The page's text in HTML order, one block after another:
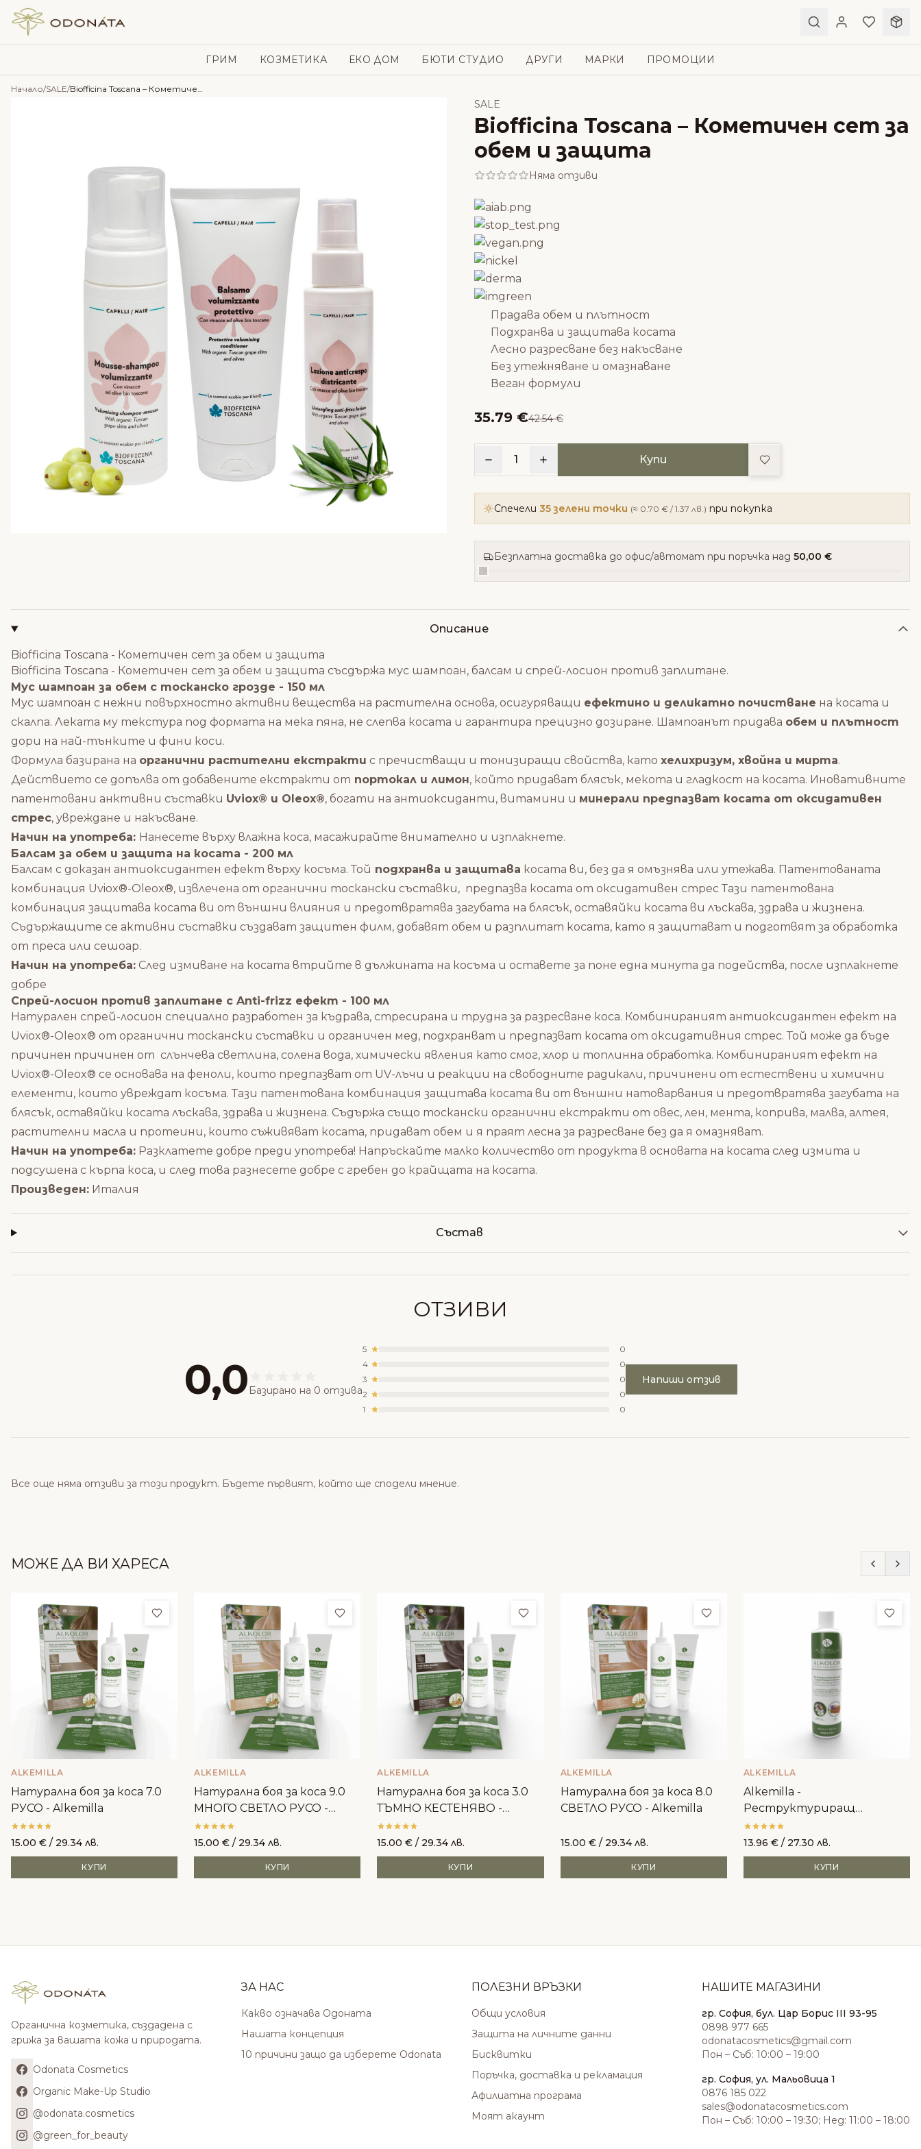
Skip to content
ГРИМ КОЗМЕТИКА ЕКО ДОМ БЮТИ СТУДИО ДРУГИ МАРКИ ПРОМОЦИИ
Начало/SALE/ Biofficina Toscana – Кометичен сет за обем и защита
SALE
Biofficina Toscana – Кометичен сет за
обем и защита
Няма отзиви
Прадава обем и плътност
Подхранва и защитава косата
Лесно разресване без накъсване
Без утежняване и омазнаване
Веган формули
35.79 €42.54 €
1 Купи Добави в любими
Спечели 35 зелени точки (≈ 0.70 € / 1.37 лв.) при покупка
Безплатна доставка до офис/автомат при поръчка над 50,00 €
Описание
Biofficina Toscana - Кометичен сет за обем и защита
Biofficina Toscana - Кометичен сет за обем и защита съсдържа мус шампоан, балсам и спрей-лосион против заплитане.
Мус шампоан за обем с тосканско грозде - 150 мл
Мус шампоан с нежни повърхностно активни вещества на растителна основа, осигуряващи ефектино и деликатно почистване на косата и
скалпа. Леката му текстура под формата на мека пяна, не слепва косата и гарантира прецизно дозиране. Шампоанът придава обем и плътност
дори на най-тънките и фини коси.
Формула базирана на органични растителни екстракти с пречистващи и тонизиращи свойства, като хелихризум, хвойна и мирта.
Действието се допълва от добавените екстракти от портокал и лимон, който придават блясък, мекота и гладкост на косата. Иновативните
патентовани анктивни съставки Uviox® и Oleox®, богати на антиоксиданти, витамини и минерали предпазват косата от оксидативен
стрес, увреждане и накъсване.
Начин на употреба: Нанесете върху влажна коса, масажирайте внимателно и изплакнете.
Балсам за обем и защита на косата - 200 мл
Балсам с доказан антиоксидантен ефект върху косъма. Той подхранва и защитава косата ви, без да я омъзнява или утежава. Патентованата
комбинация Uviox®-Oleox®, извлечена от органични тоскански съставки, предпазва косата от оксидативен стрес Тази патентована
комбинация защитава косата ви от външни влияния и предотвратява загубата на блясък, оставяйки косата ви лъскава, здрава и жизнена.
Съдържащите се активни съставки създават защитен филм, добавят обем и разплитат косата, като я защитават и подготвят за обработка
от преса или сешоар.
Начин на употреба: След измиване на косата втрийте в дължината на косъма и оставете за поне една минута да подейства, после изплакнете
добре
Спрей-лосион против заплитане с Anti-frizz ефект - 100 мл
Натурален спрей-лосион специално разработен за къдрава, стресирана и трудна за разресване коса. Комбинираният антиоксидантен ефект на
Uviox®-Oleox® от органични тоскански съставки и органичен мед, подхранват и предпазват косата от оксидативния стрес. Той може да бъде
причинен причинен от слънчева светлина, солена вода, химически явления като смог, хлор и топлинна обработка. Комбинираният ефект на
Uviox®-Oleox® се основава на феноли, които предпазват от UV-лъчи и реакции на свободните радикали, причинени от естествени и химични
елементи, които увреждат косъма. Тази патентована комбинация защитава косата ви от външни натоварвания и предотвратява загубата на
блясък, оставяйки косата лъскава, здрава и жизнена. Съдържа също тоскански органични екстракти от овес, лен, мента, коприва, малва, алтея,
растителни масла и протеини, които съживяват косата, придават обем и я праят лесна за разресване без да я омазняват.
Начин на употреба: Разклатете добре преди употреба! Напръскайте малко количество от продукта в основата на косата след измита и
подсушена с кърпа коса, и след това разнесете добре с гребен до крайщата на косата.
Произведен: Италия
Състав
ОТЗИВИ
0,0 Базирано на 0 отзива
5
0
4
0
3
0
2
0
1
0
Напиши отзив
Все още няма отзиви за този продукт. Бъдете първият, който ще сподели мнение.
МОЖЕ ДА ВИ ХАРЕСА
Добави в любими
ALKEMILLA
Натурална боя за коса 7.0
РУСО - Alkemilla
15.00 € / 29.34 лв.
КУПИ
Добави в любими
ALKEMILLA
Натурална боя за коса 9.0
МНОГО СВЕТЛО РУСО -
Alkemilla
15.00€ / 29.34 лв.
КУПИ
Добави в любими
ALKEMILLA
Натурална боя за коса 3.0
ТЪМНО КЕСТЕНЯВО -
Alkemilla
15.00€ / 29.34 лв.
КУПИ
Добави в любими
ALKEMILLA
Натурална боя за коса 8.0
СВЕТЛО РУСО - Alkemilla
15.00 €/ 29.34 лв.
КУПИ
ALKEMILLA
Alkemilla -
Реструктуриращ
шампоан за боядисана коса
13.96 €/ 27.30 лв.
КУПИ
Органична козметика, създадена с
грижа за вашата кожа и природата.
Odonata Cosmetics
Organic Make-Up Studio
@odonata.cosmetics
@green_for_beauty
ЗА НАС
Какво означава Одоната
Нашата концепция
10 причини защо да изберете Odonata
ПОЛЕЗНИ ВРЪЗКИ
Общи условия
Защита на личните данни
Бисквитки
Поръчка, доставка и рекламация
Афилиатна програма
Моят акаунт
НАШИТЕ МАГАЗИНИ
гр. София, бул. Цар Борис III 93-95
0898 977 665
odonatacosmetics@gmail.com
Пон – Съб: 10:00 – 19:00
гр. София, ул. Мальовица 1
0876 185 022
sales@odonatacosmetics.com
Пон – Съб: 10:00 – 19:30; Нед: 11:00 – 18:00